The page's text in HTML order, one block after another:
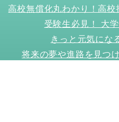
高校無償化丸わかり！高
受験生必見！ 大
きっと元気にな
将来の夢や進路を見つ